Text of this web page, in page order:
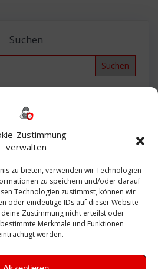
Zustimmung
verwalten
zu bieten, verwenden wir Technologien
zu speichern und/oder darauf
Technologien zustimmst, können wir
oder eindeutige IDs auf dieser Website
Zustimmung nicht erteilst oder
Merkmale und Funktionen
werden.
Suchen
Search
firewall Fritzbox
Microsoft
Server Sicherheit
Sophos SSL Ubuntu
UTM VCenter VCSA Veeam
WAZUH Windows
Zertifikat